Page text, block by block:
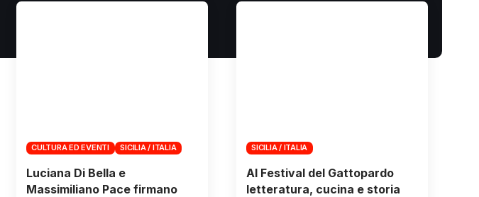
CULTURA ED EVENTI SICILIA / ITALIA
Luciana Di Bella e
Massimiliano Pace firmano
SICILIA / ITALIA
Al Festival del Gattopardo
letteratura, cucina e storia